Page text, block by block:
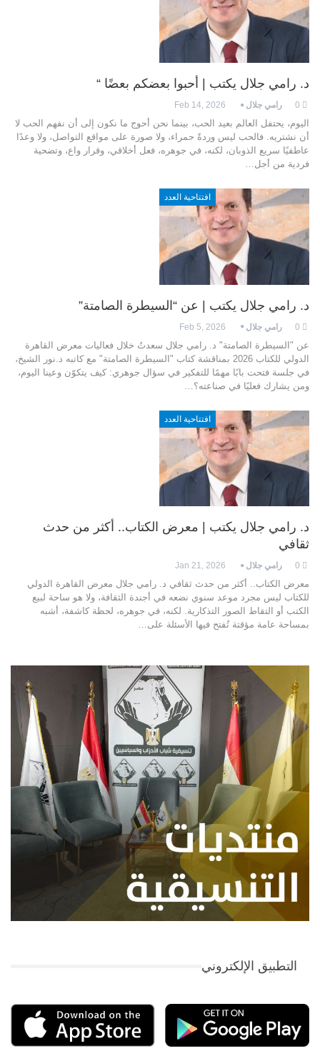
د. رامي جلال يكتب | أحبوا بعضكم بعضًا “
رامي جلال Feb 14, 2026
اليوم، يحتفل العالم بعيد الحب، بينما نحن أحوج ما نكون إلى أن نفهم الحب لا
أن نشتريه. فالحب ليس وردةً حمراء، ولا صورة على مواقع التواصل، ولا وعدًا
عاطفيًا سريع الذوبان، لكنه، في جوهره، فعل أخلاقي، وقرار واع، وتضحية
فردية من أجل…
افتتاحية العدد
د. رامي جلال يكتب | عن “السيطرة الصامتة”
رامي جلال Feb 5, 2026
عن "السيطرة الصامتة" د. رامي جلال سعدتُ خلال فعاليات معرض القاهرة
الدولي للكتاب 2026 بمناقشة كتاب "السيطرة الصامتة" مع كاتبه د.نور الشيخ،
في جلسة فتحت بابًا مهمًا للتفكير في سؤال جوهري: كيف يتكوّن وعينا اليوم،
ومن يشارك فعليًا في صناعته؟…
افتتاحية العدد
د. رامي جلال يكتب | معرض الكتاب.. أكثر من حدث
ثقافي
رامي جلال Jan 21, 2026
معرض الكتاب.. أكثر من حدث ثقافي د. رامي جلال معرض القاهرة الدولي
للكتاب ليس مجرد موعد سنوي نضعه في أجندة الثقافة، ولا هو ساحة لبيع
الكتب أو التقاط الصور التذكارية. لكنه، في جوهره، لحظة كاشفة، أشبه
بمساحة عامة مؤقتة تُفتح فيها الأسئلة على…
التطبيق الإلكتروني